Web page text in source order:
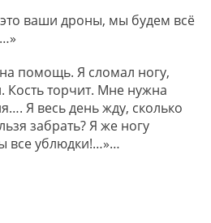
ваши дроны, мы будем всё
помощь. Я сломал ногу,
Кость торчит. Мне нужна
Я весь день жду, сколько
забрать? Я же ногу
все ублюдки!…»…